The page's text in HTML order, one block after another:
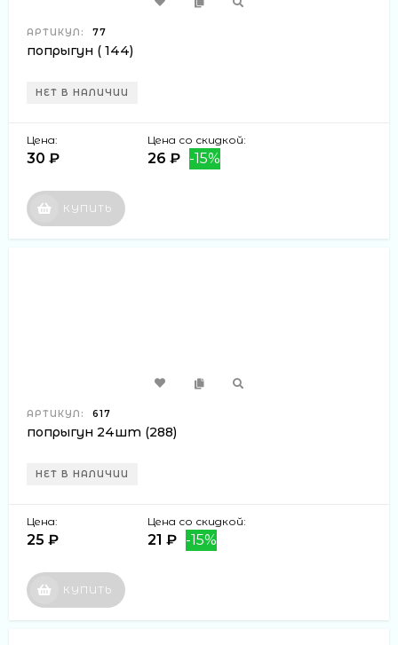
АРТИКУЛ: 77
попрыгун ( 144)
НЕТ В НАЛИЧИИ
Цена:
30 ₽
Цена со скидкой:
26 ₽ -15%
КУПИТЬ
АРТИКУЛ: 617
попрыгун 24шт (288)
НЕТ В НАЛИЧИИ
Цена:
25 ₽
Цена со скидкой:
21 ₽ -15%
КУПИТЬ